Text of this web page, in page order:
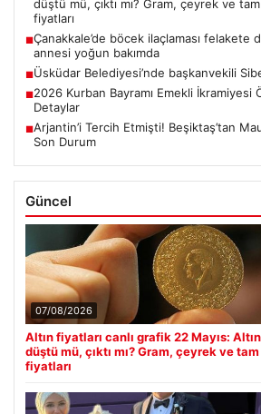
düştü mü, çıktı mı? Gram, çeyrek ve tam
fiyatları
■Çanakkale’de böcek ilaçlaması
annesi yoğun bakımda
■Üsküdar Belediyesi’nde başkanvekili
■2026 Kurban Bayramı Emekli İkramiyesi
Detaylar
■Arjantin’i Tercih Etmişti! Beşiktaş’tan
Son Durum
Güncel
07/08/2026
Altın fiyatları canlı grafik 22 Mayıs:
düştü mü, çıktı mı? Gram, çeyrek ve tam
fiyatları